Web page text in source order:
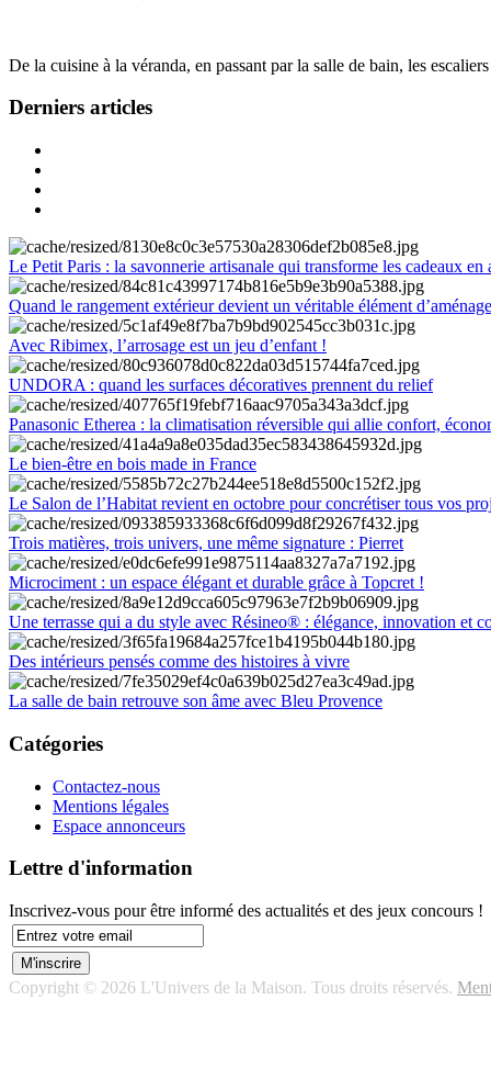
De la cuisine à la véranda, en passant par la salle de bain, les
Derniers articles
Le Petit Paris : la savonnerie artisanale qui transforme les cadeaux en
Quand le rangement extérieur devient un véritable élément
Avec Ribimex, l’arrosage est un jeu d’enfant !
UNDORA : quand les surfaces décoratives prennent du relief
Panasonic Etherea : la climatisation réversible qui allie confort,
Le bien-être en bois made in France
Le Salon de l’Habitat revient en octobre pour concrétiser tous vos
Trois matières, trois univers, une même signature : Pierret
Microciment : un espace élégant et durable grâce à Topcret !
Une terrasse qui a du style avec Résineo® : élégance, innovation et
Des intérieurs pensés comme des histoires à vivre
La salle de bain retrouve son âme avec Bleu Provence
Catégories
Contactez-nous
Mentions légales
Espace annonceurs
Lettre d'information
Inscrivez-vous pour être informé des actualités et des jeux concours !
Copyright © 2026 L'Univers de la Maison. Tous droits réservés.